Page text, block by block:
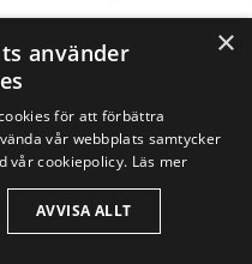
och utan
×
använder
för att förbättra
vår webbplats samtycker
vår cookiepolicy. Läs mer
AVVISA ALLT